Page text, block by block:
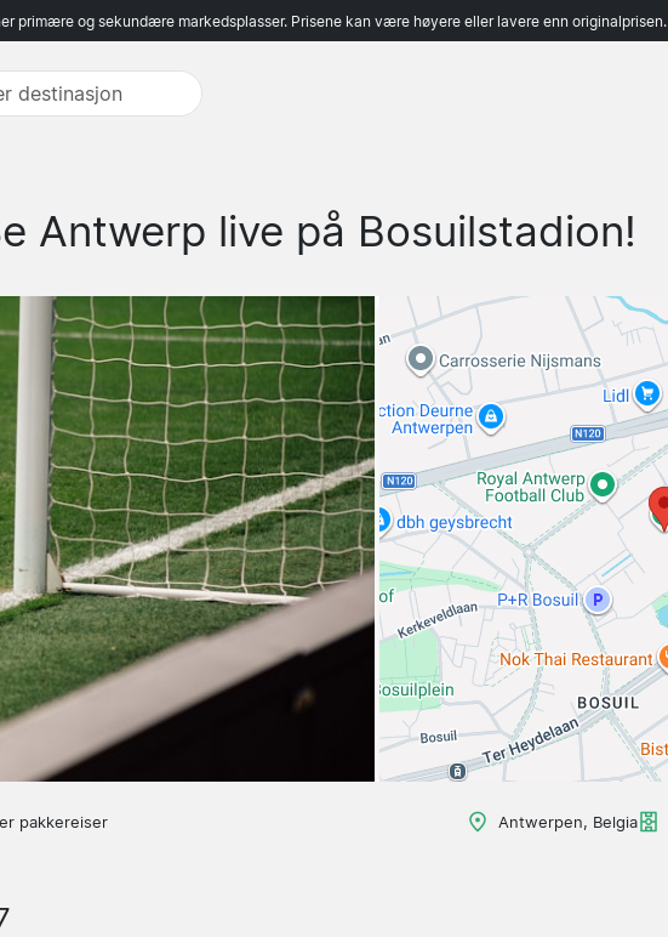
primære og sekundære markedsplasser. Prisene kan være høyere eller lavere enn originalprisen.
Antwerp live på Bosuilstadion!
pakkereiser Antwerpen, Belgia